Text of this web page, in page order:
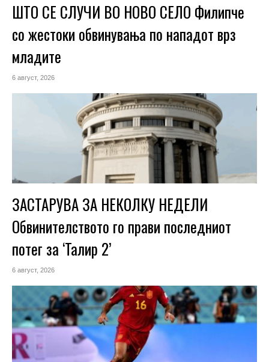
ШТО СЕ СЛУЧИ ВО НОВО СЕЛО Филипче
со жестоки обвинувања по нападот врз
младите
6 август, 2026
ЗАСТАРУВА ЗА НЕКОЛКУ НЕДЕЛИ
Обвинителството го прави последниот
потег за ‘Талир 2’
6 август, 2026